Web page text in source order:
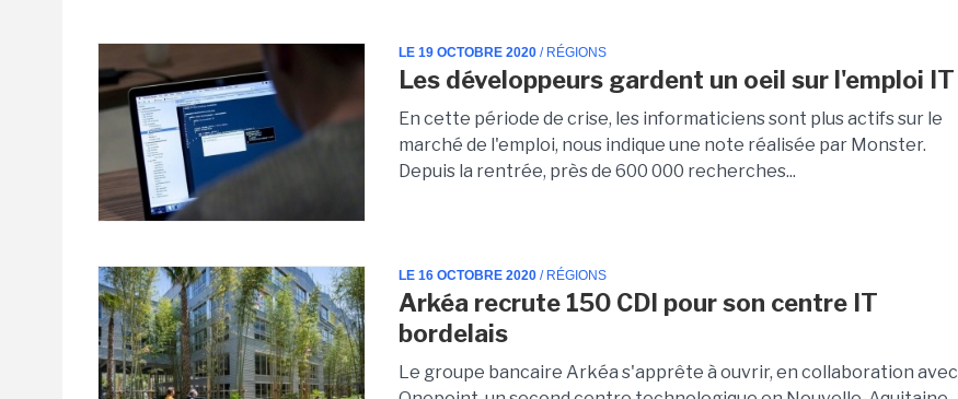
LE 19 OCTOBRE 2020 / RÉGIONS
Les développeurs gardent un oeil sur l'emploi IT
En cette période de crise, les informaticiens sont plus actifs sur le
marché de l'emploi, nous indique une note réalisée par Monster.
Depuis la rentrée, près de 600 000 recherches...
LE 16 OCTOBRE 2020 / RÉGIONS
Arkéa recrute 150 CDI pour son centre IT
bordelais
Le groupe bancaire Arkéa s'apprête à ouvrir, en collaboration avec